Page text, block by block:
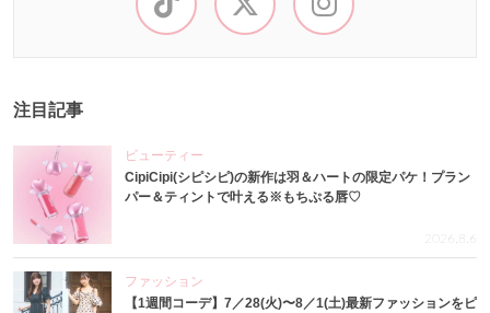
注目記事
ビューティー
CipiCipi(シピシピ)の新作は羽＆ハートの限定パケ！プラン
パー＆ティントで叶える※もちぷる唇♡
2026.8.6
ファッション
【1週間コーデ】7／28(火)〜8／1(土)最新ファッションをピ